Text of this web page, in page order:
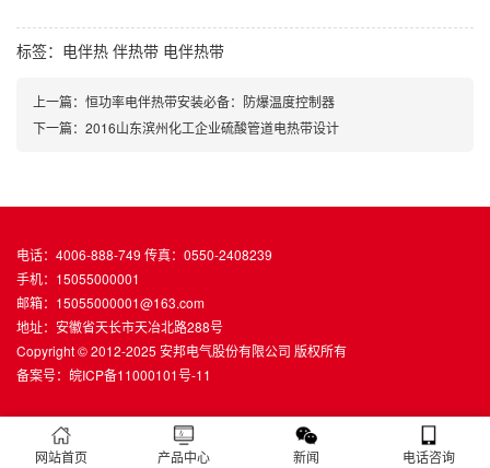
标签： 电伴热 伴热带 电伴热带
上一篇：恒功率电伴热带安装必备：防爆温度控制器
下一篇：2016山东滨州化工企业硫酸管道电热带设计
电话：4006-888-749 传真：0550-2408239
手机：15055000001
邮箱：15055000001@163.com
地址：安徽省天长市天冶北路288号
Copyright © 2012-2025 安邦电气股份有限公司 版权所有
备案号： 皖ICP备11000101号-11
网站首页 产品中心 新闻 电话咨询